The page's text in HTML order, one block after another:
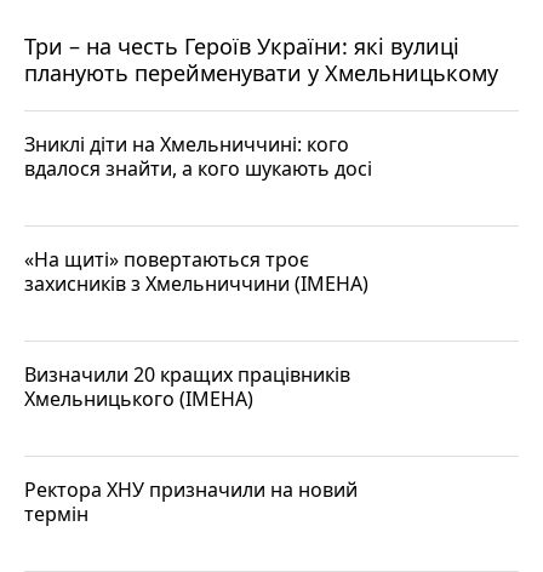
Три – на честь Героїв України: які вулиці
планують перейменувати у Хмельницькому
Зниклі діти на Хмельниччині: кого
вдалося знайти, а кого шукають досі
«На щиті» повертаються троє
захисників з Хмельниччини (ІМЕНА)
Визначили 20 кращих працівників
Хмельницького (ІМЕНА)
Ректора ХНУ призначили на новий
термін